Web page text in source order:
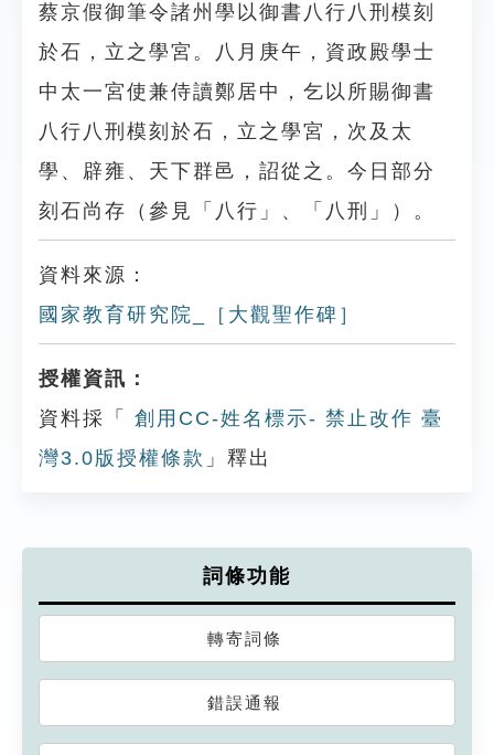
蔡京假御筆令諸州學以御書八行八刑模刻
於石，立之學宮。八月庚午，資政殿學士
中太一宮使兼侍讀鄭居中，乞以所賜御書
八行八刑模刻於石，立之學宮，次及太
學、辟雍、天下群邑，詔從之。今日部分
刻石尚存（參見「八行」、「八刑」）。
資料來源：
國家教育研究院_［大觀聖作碑］
授權資訊：
資料採「
創用CC-姓名標示- 禁止改作 臺
灣3.0版授權條款 」釋出
詞條功能
轉寄詞條
錯誤通報